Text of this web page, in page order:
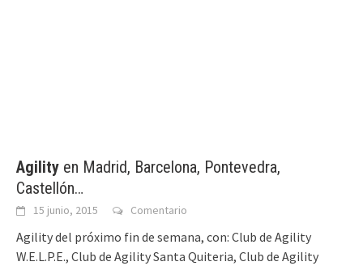
Agility en Madrid, Barcelona, Pontevedra,
Castellón…
15 junio, 2015 Comentario
Agility del próximo fin de semana, con: Club de Agility
W.E.L.P.E., Club de Agility Santa Quiteria, Club de Agility